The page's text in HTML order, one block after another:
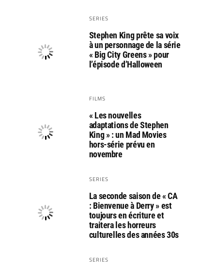
SERIES
Stephen King prête sa voix
à un personnage de la série
« Big City Greens » pour
l’épisode d’Halloween
FILMS
« Les nouvelles
adaptations de Stephen
King » : un Mad Movies
hors-série prévu en
novembre
SERIES
La seconde saison de « CA
: Bienvenue à Derry » est
toujours en écriture et
traitera les horreurs
culturelles des années 30s
SERIES